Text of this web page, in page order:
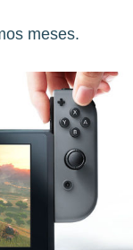
meses.